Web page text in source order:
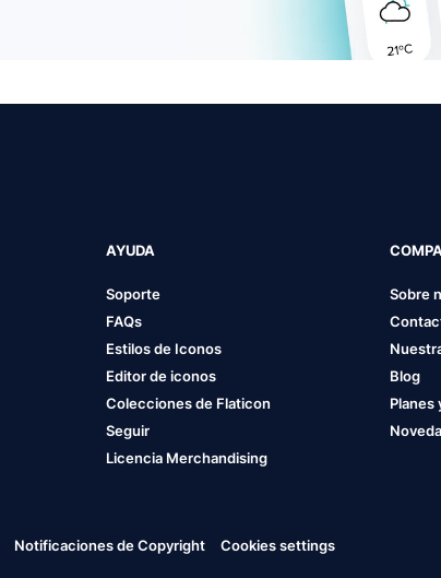
AYUDA
Soporte
FAQs
Estilos de Iconos
Editor de iconos
Colecciones de Flaticon
Seguir
Licencia Merchandising
Sobre
Blog
Planes
Notificaciones de Copyright Cookies settings